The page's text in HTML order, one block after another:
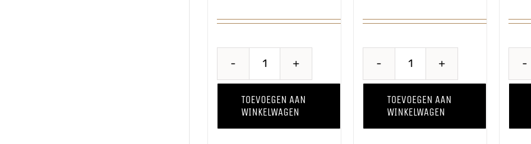
aantal
TOEVOEGEN AAN
WINKELWAGEN
'25
TOEVOEGEN AAN
WINKELWAGEN